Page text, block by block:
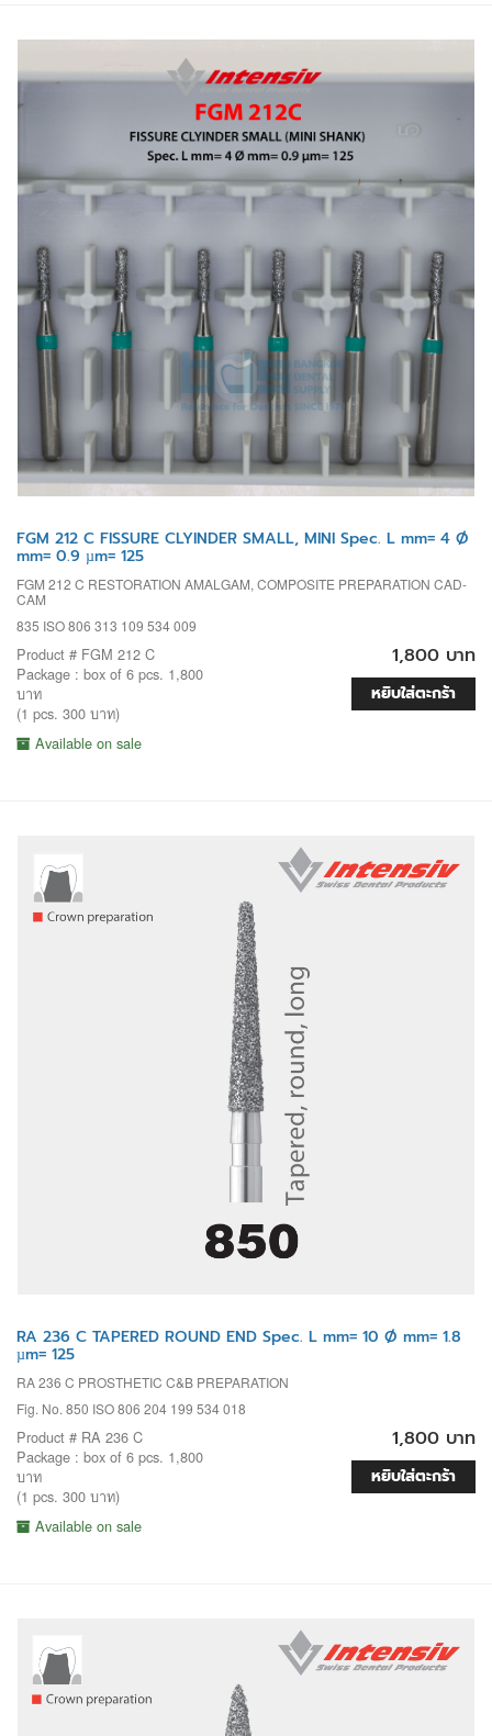
FGM 212 C FISSURE CLYINDER SMALL, MINI Spec. L mm= 4 Ø
mm= 0.9 µm= 125
FGM 212 C RESTORATION AMALGAM, COMPOSITE PREPARATION CAD-
CAM
835 ISO 806 313 109 534 009
Product # FGM 212 C
Package : box of 6 pcs. 1,800
บาท
(1 pcs. 300 บาท)
Available on sale
1,800 บาท
หยิบใส่ตะกร้า
RA 236 C TAPERED ROUND END Spec. L mm= 10 Ø mm= 1.8
µm= 125
RA 236 C PROSTHETIC C&B PREPARATION
Fig. No. 850 ISO 806 204 199 534 018
Product # RA 236 C
Package : box of 6 pcs. 1,800
บาท
(1 pcs. 300 บาท)
Available on sale
1,800 บาท
หยิบใส่ตะกร้า